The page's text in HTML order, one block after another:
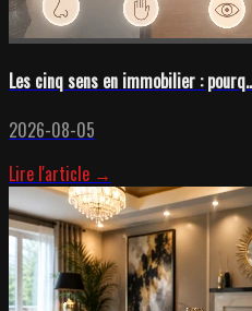
Les cinq sens en immobilier :
2026-08-05
Lire l'article →